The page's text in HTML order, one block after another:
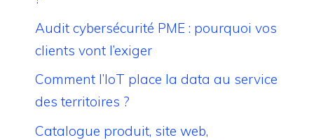
Audit cybersécurité PME : pourquoi vos
clients vont l’exiger
Comment l’IoT place la data au service
des territoires ?
Catalogue produit, site web,